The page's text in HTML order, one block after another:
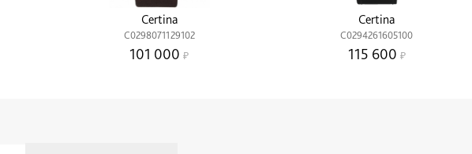
Certina
C0298071129102
101 000
Certina
C0294261605100
115 600